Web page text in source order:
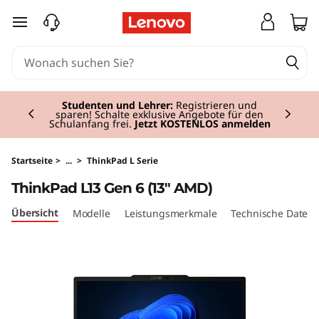
T
k
P
d
zum Hauptinhalt springen
Studenten und Lehrer: Registrieren und
sparen! Schalte exklusive Angebote für den
Schulanfang frei. Jetzt KOSTENLOS anmelden
Currently displaying item 2 of 3
Startseite > ... > ThinkPad L Serie
ThinkPad L13 Gen 6 (13" AMD)
Übersicht Modelle Leistungsmerkmale Technische Daten